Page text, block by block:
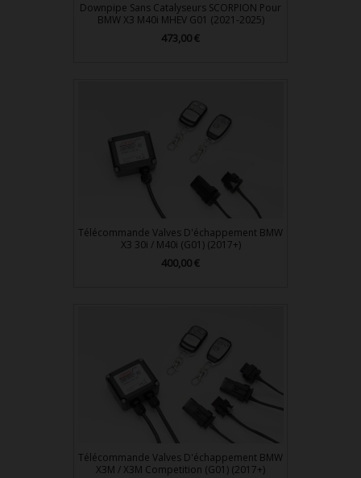
Downpipe Sans Catalyseurs SCORPION Pour
BMW X3 M40i MHEV G01 (2021-2025)
Prix
473,00 €
Télécommande Valves D'échappement BMW
X3 30i / M40i (G01) (2017+)
Prix
400,00 €
Télécommande Valves D'échappement BMW
X3M / X3M Competition (G01) (2017+)